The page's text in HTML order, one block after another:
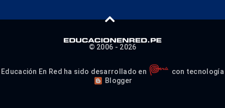
© 2006 - 2026
Educación En Red ha sido desarrollado en
con tecnología
Blogger